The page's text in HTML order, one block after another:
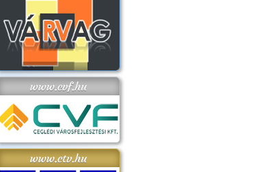
www.cvf.hu
www.ctv.hu